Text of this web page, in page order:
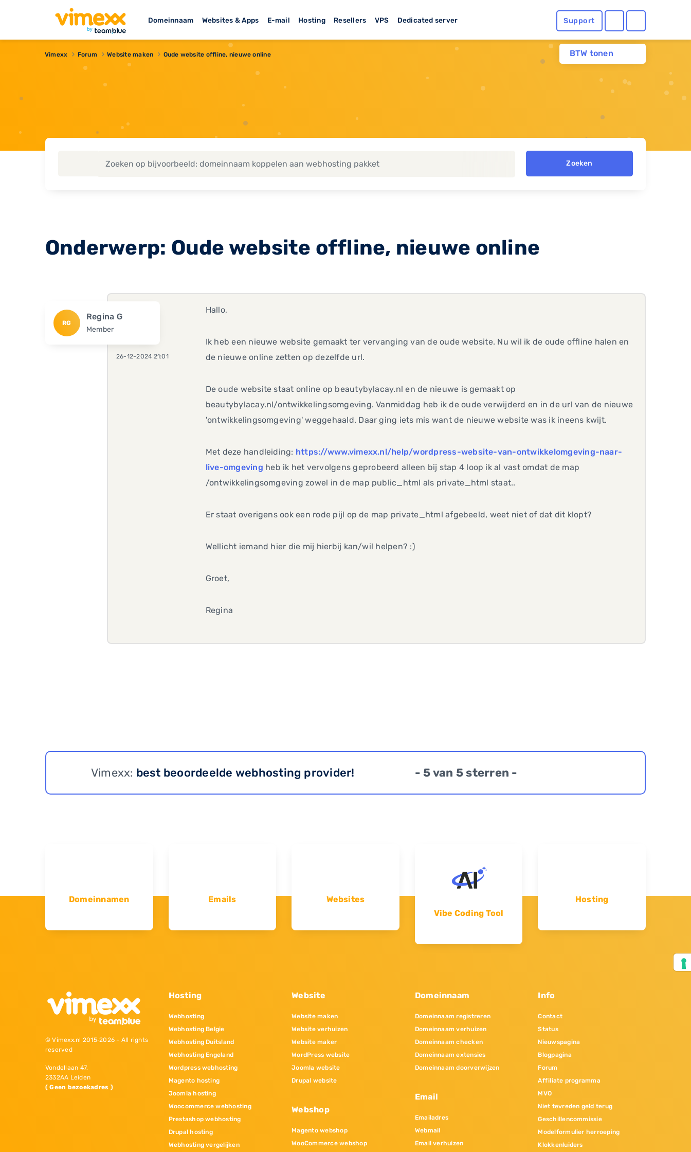
Domeinnaam Websites & Apps E-mail Hosting Resellers VPS Dedicated server Support
BTW tonen
Vimexx Forum Website maken Oude website offline, nieuwe online
Zoeken
Onderwerp: Oude website offline, nieuwe online
RG
Regina G
Member
26-12-2024 21:01
Hallo,
Ik heb een nieuwe website gemaakt ter vervanging van de oude website. Nu wil ik de oude offline halen en
de nieuwe online zetten op dezelfde url.
De oude website staat online op beautybylacay.nl en de nieuwe is gemaakt op
beautybylacay.nl/ontwikkelingsomgeving. Vanmiddag heb ik de oude verwijderd en in de url van de nieuwe
'ontwikkelingsomgeving' weggehaald. Daar ging iets mis want de nieuwe website was ik ineens kwijt.
Met deze handleiding: https://www.vimexx.nl/help/wordpress-website-van-ontwikkelomgeving-naar-
live-omgeving heb ik het vervolgens geprobeerd alleen bij stap 4 loop ik al vast omdat de map
/ontwikkelingsomgeving zowel in de map public_html als private_html staat..
Er staat overigens ook een rode pijl op de map private_html afgebeeld, weet niet of dat dit klopt?
Wellicht iemand hier die mij hierbij kan/wil helpen? :)
Groet,
Regina
Vimexx: best beoordeelde webhosting provider! - 5 van 5 sterren -
Domeinnamen Emails
Websites
Vibe Coding Tool
Hosting
© Vimexx.nl 2015‐2026 - All rights
reserved
Vondellaan 47,
2332AA Leiden
( Geen bezoekadres )
Hosting
Webhosting
Webhosting Belgie
Webhosting Duitsland
Webhosting Engeland
Wordpress webhosting
Magento hosting
Joomla hosting
Woocommerce webhosting
Prestashop webhosting
Drupal hosting
Webhosting vergelijken
Website
Website maken
Website verhuizen
Website maker
WordPress website
Joomla website
Drupal website
Webshop
Magento webshop
WooCommerce webshop
Domeinnaam
Domeinnaam registreren
Domeinnaam verhuizen
Domeinnaam checken
Domeinnaam extensies
Domeinnaam doorverwijzen
Email
Emailadres
Webmail
Email verhuizen
Info
Contact
Status
Nieuwspagina
Blogpagina
Forum
Affiliate programma
MVO
Niet tevreden geld terug
Geschillencommissie
Modelformulier herroeping
Klokkenluiders